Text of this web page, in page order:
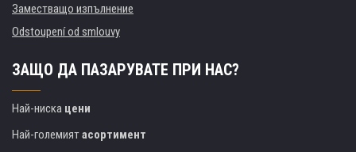
Заместващо изпълнение
Odstoupení od smlouvy
ЗАЩО ДА ПАЗАРУВАТЕ ПРИ НАС?
Най-ниска цени
Най-големиятасортимент